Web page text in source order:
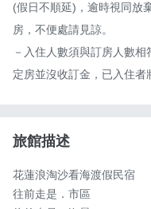
(假日不順延)，逾時視同放
房，不便處請見諒。
－入住人數須與訂房人數
定房並沒收訂金，已入住
旅館描述
花蓮浪淘沙看海渡假民宿
往前走是．市區